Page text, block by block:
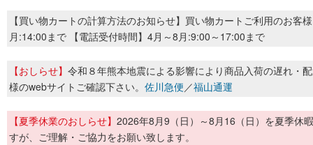
【買い物カートの計算方法のお知らせ】買い物カートご利用のお客
月:14:00まで 【電話受付時間】4月～8月:9:00～17:00まで
【おしらせ】 令和８年熊本地震による影響により商品入荷の遅れ・
様のwebサイトご確認下さい。 佐川急便／福山通運
【夏季休業のおしらせ】 2026年8月9（日）～8月16（日）を夏季休
すが、ご理解・ご協力をお願い致します。